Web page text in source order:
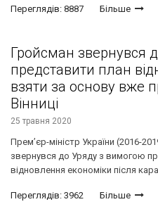
Переглядів: 8887 Більше
Гройсман звернувся
представити план
взяти за основу вже
Вінниці
25 травня 2020
Прем’єр-міністр України (2016-
звернувся до Уряду з вимогою
відновлення економіки після
Переглядів: 3962 Більше